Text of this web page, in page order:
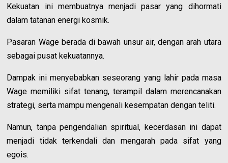
Kekuatan ini membuatnya menjadi pasar yang dihormati
dalam tatanan energi kosmik.
Pasaran Wage berada di bawah unsur air, dengan arah utara
sebagai pusat kekuatannya.
Dampak ini menyebabkan seseorang yang lahir pada masa
Wage memiliki sifat tenang, terampil dalam merencanakan
strategi, serta mampu mengenali kesempatan dengan teliti.
Namun, tanpa pengendalian spiritual, kecerdasan ini dapat
menjadi tidak terkendali dan mengarah pada sifat yang
egois.